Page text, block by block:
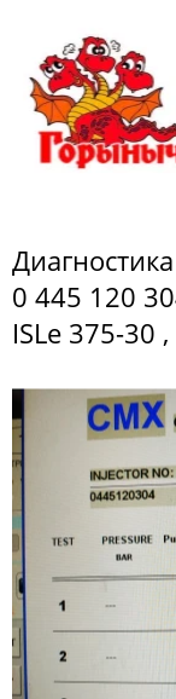
0 445 120
ISLe 375-30 ,